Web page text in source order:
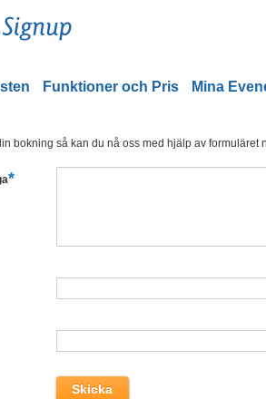
Funktioner och Pris Mina
bokning så kan du nå oss med hjälp av formuläret
*